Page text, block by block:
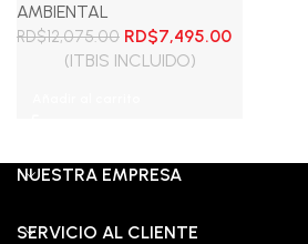
AMBIENTAL
RD$12,075.00 El
precio
RD$7,495.00El
(ITBIS INCLUIDO)
NUESTRA EMPRESA
SERVICIO AL CLIENTE